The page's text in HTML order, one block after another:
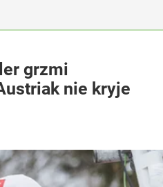
grzmi
nie kryje